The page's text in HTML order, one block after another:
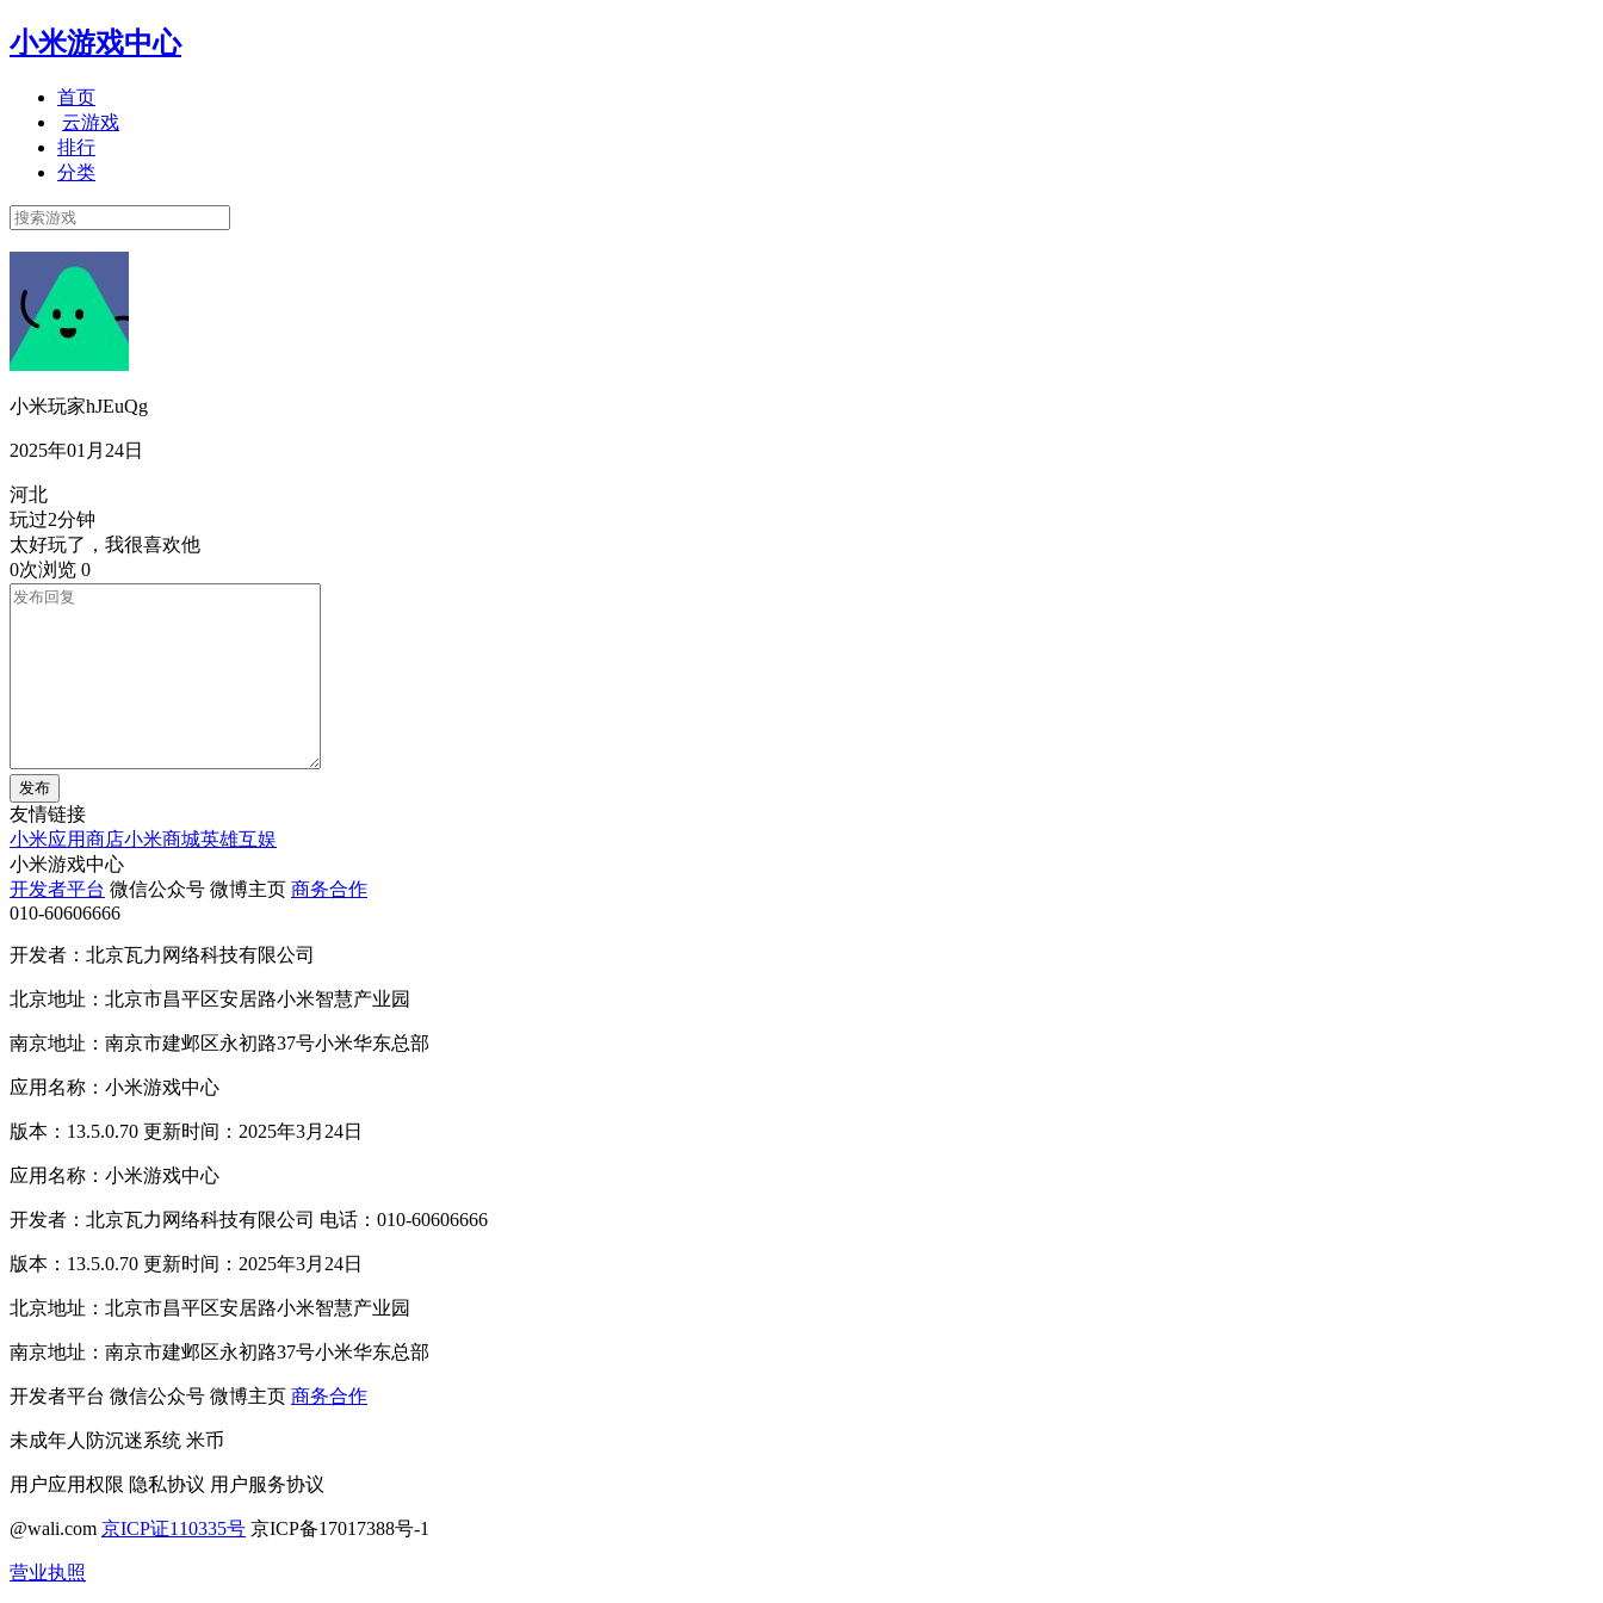
小米游戏中心
首页
云游戏
排行
分类
小米玩家hJEuQg
2025年01月24日
河北
玩过2分钟
太好玩了，我很喜欢他
0次浏览 0
发布
友情链接
小米应用商店小米商城英雄互娱
小米游戏中心
开发者平台 微信公众号 微博主页 商务合作
010-60606666
开发者：北京瓦力网络科技有限公司
北京地址：北京市昌平区安居路小米智慧产业园
南京地址：南京市建邺区永初路37号小米华东总部
应用名称：小米游戏中心
版本：13.5.0.70 更新时间：2025年3月24日
应用名称：小米游戏中心
开发者：北京瓦力网络科技有限公司 电话：010-60606666
版本：13.5.0.70 更新时间：2025年3月24日
北京地址：北京市昌平区安居路小米智慧产业园
南京地址：南京市建邺区永初路37号小米华东总部
开发者平台 微信公众号 微博主页 商务合作
未成年人防沉迷系统 米币
用户应用权限 隐私协议 用户服务协议
@wali.com 京ICP证110335号 京ICP备17017388号-1
营业执照